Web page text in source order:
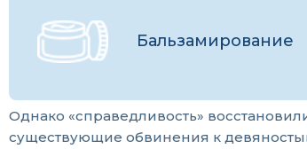
Бальзамирование
Однако «справедливость»
существующие обвинения к